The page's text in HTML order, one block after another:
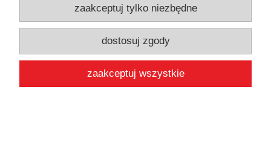
zaakceptuj tylko niezbędne
dostosuj zgody
zaakceptuj wszystkie